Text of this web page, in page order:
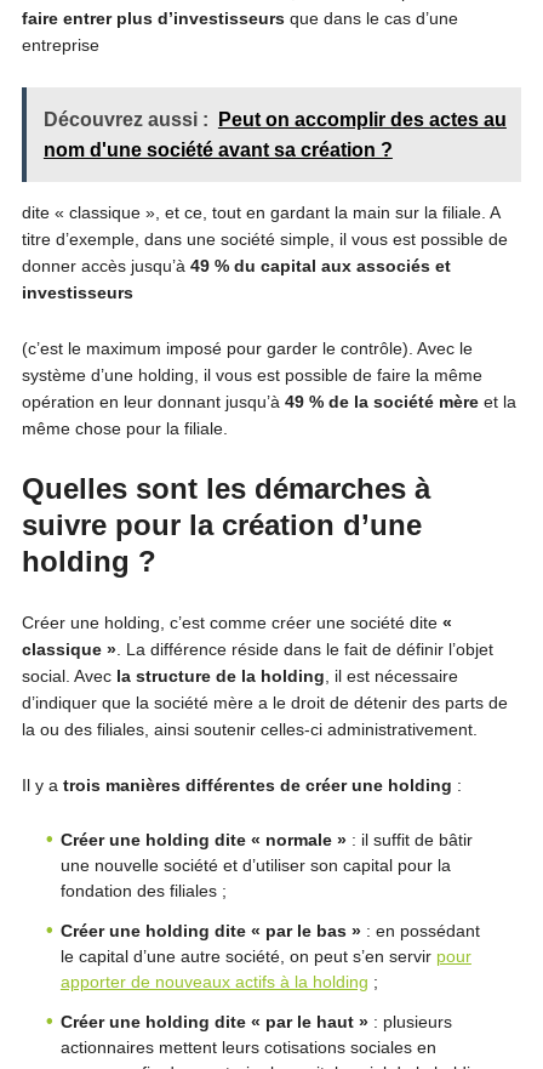
faire entrer plus d’investisseurs que dans le cas d’une
entreprise
Découvrez aussi :
Peut on accomplir des actes au
nom d'une société avant sa création ?
dite « classique », et ce, tout en gardant la main sur la filiale. A
titre d’exemple, dans une société simple, il vous est possible de
donner accès jusqu’à 49 % du capital aux associés et
investisseurs
(c’est le maximum imposé pour garder le contrôle). Avec le
système d’une holding, il vous est possible de faire la même
opération en leur donnant jusqu’à 49 % de la société mère et la
même chose pour la filiale.
Quelles sont les démarches à
suivre pour la création d’une
holding ?
Créer une holding, c’est comme créer une société dite «
classique ». La différence réside dans le fait de définir l’objet
social. Avec la structure de la holding , il est nécessaire
d’indiquer que la société mère a le droit de détenir des parts de
la ou des filiales, ainsi soutenir celles-ci administrativement.
Il y a trois manières différentes de créer une holding :
Créer une holding dite « normale »: il suffit de bâtir
une nouvelle société et d’utiliser son capital pour la
fondation des filiales ;
Créer une holding dite « par le bas »: en possédant
le capital d’une autre société, on peut s’en servir pour
apporter de nouveaux actifs à la holding ;
Créer une holding dite « par le haut » : plusieurs
actionnaires mettent leurs cotisations sociales en